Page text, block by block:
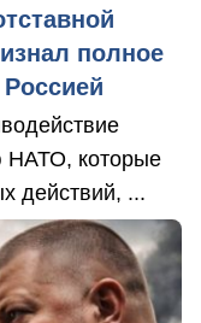
полное
НАТО, которые
действий, ...